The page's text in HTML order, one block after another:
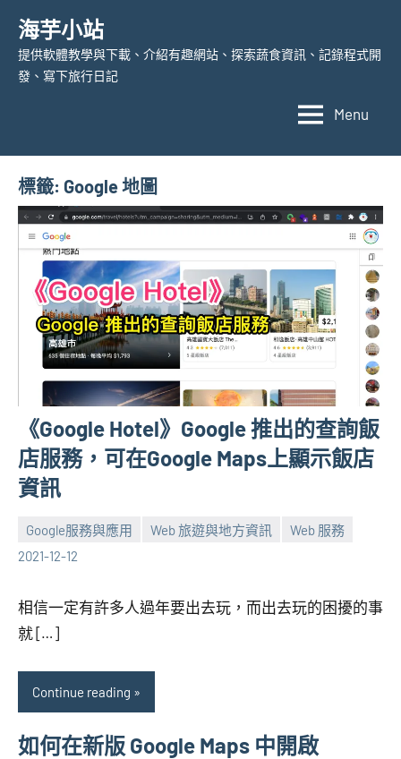
content
海芋小站
提供軟體教學與下載、介紹有趣網站、探索蔬食資訊、記錄程式開
發、寫下旅行日記
Menu
標籤: Google 地圖
《Google Hotel》Google 推出的查詢飯
店服務，可在Google Maps上顯示飯店
資訊
Google服務與應用 Web 旅遊與地方資訊
Web 服務
2021-12-12
張
芋
No
相信一定有許多人過年要出去玩，而出去玩的困擾的事
就 […]
Continue reading
如何在新版 Google Maps 中開啟